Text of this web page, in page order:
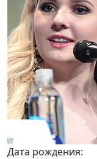
Дата рождения: